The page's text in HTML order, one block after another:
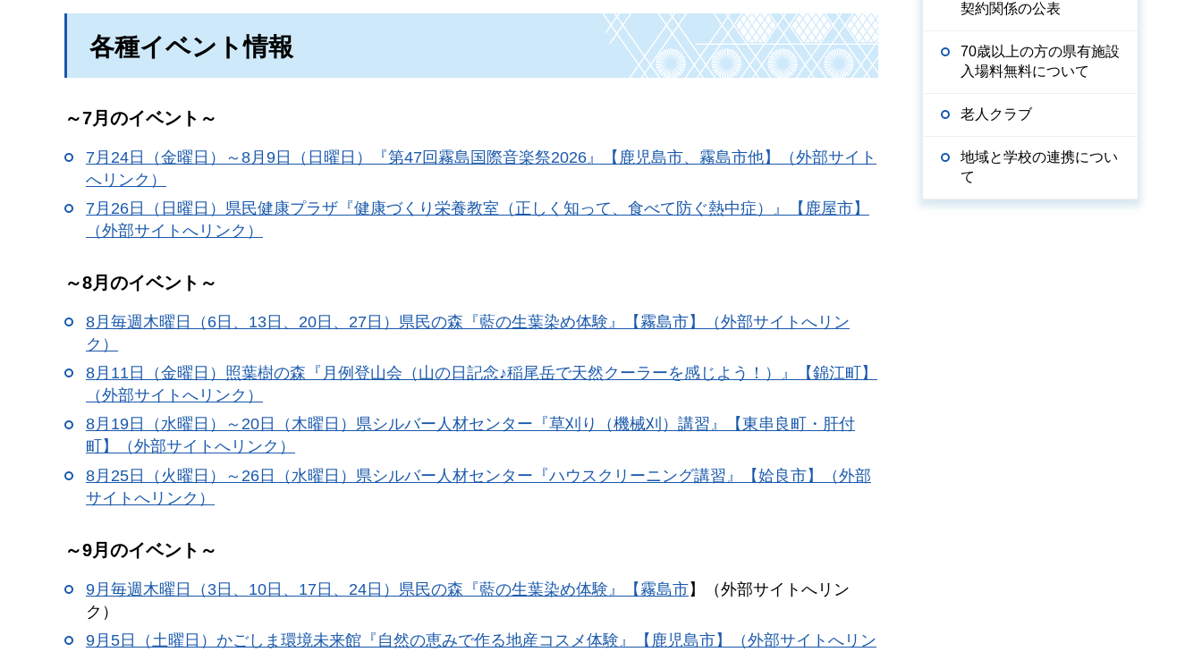
各種イベント情報
～7月のイベント～
7月24日（金曜日）～8月9日（日曜日）『第47回霧島国際音楽祭2026』【鹿児島市、霧島市他】（外部サイト
へリンク）
7月26日（日曜日）県民健康プラザ『健康づくり栄養教室（正しく知って、食べて防ぐ熱中症）』【鹿屋市】
（外部サイトへリンク）
～8月のイベント～
8月毎週木曜日（6日、13日、20日、27日）県民の森『藍の生葉染め体験』【霧島市】（外部サイトへリン
ク）
8月11日（金曜日）照葉樹の森『月例登山会（山の日記念♪稲尾岳で天然クーラーを感じよう！）』【錦江町】
（外部サイトへリンク）
8月19日（水曜日）～20日（木曜日）県シルバー人材センター『草刈り（機械刈）講習』【東串良町・肝付
町】（外部サイトへリンク）
8月25日（火曜日）～26日（水曜日）県シルバー人材センター『ハウスクリーニング講習』【姶良市】（外部
サイトへリンク）
～9月のイベント～
9月毎週木曜日（3日、10日、17日、24日） 県民の森『藍の生葉染め体験』【霧島市】（外部サイトへリン
ク）
9月5日（土曜日）かごしま環境未来館『自然の恵みで作る地産コスメ体験』【鹿児島市】（外部サイトへリン
契約関係の公表
70歳以上の方の県有施設
入場料無料について
老人クラブ
地域と学校の連携につい
て